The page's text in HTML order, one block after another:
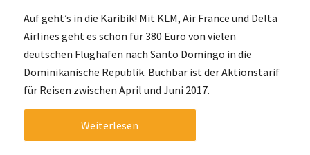
Auf geht’s in die Karibik! Mit KLM, Air France und Delta
Airlines geht es schon für 380 Euro von vielen
deutschen Flughäfen nach Santo Domingo in die
Dominikanische Republik. Buchbar ist der Aktionstarif
für Reisen zwischen April und Juni 2017.
Weiterlesen